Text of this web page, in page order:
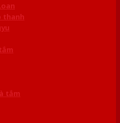
thanh
tắm